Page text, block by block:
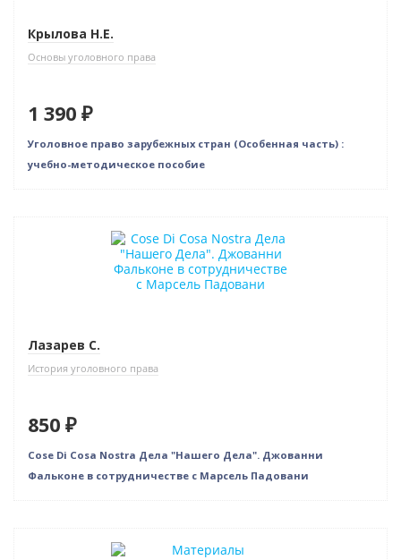
Крылова Н.Е.
Основы уголовного права
1 390 ₽
Уголовное право зарубежных стран (Особенная часть) :
учебно-методическое пособие
Лазарев С.
История уголовного права
850 ₽
Cose Di Cosa Nostra Дела "Нашего Дела". Джованни
Фальконе в сотрудничестве с Марсель Падовани